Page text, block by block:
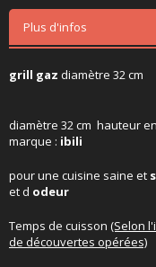
Plus d'infos
grill gaz diamètre 32 cm
diamètre 32 cm hauteur
marque : ibili
pour une cuisine saine et
et d odeur
Temps de cuisson (Selon
de découvertes opérées)